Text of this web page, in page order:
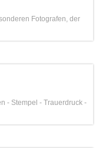
Fotografen, der
- Stempel - Trauerdruck -